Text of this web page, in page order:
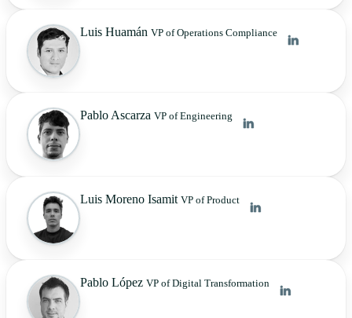
Luis Huamán VP of Operations Compliance
Pablo Ascarza VP of Engineering
Luis Moreno Isamit VP of Product
Pablo López VP of Digital Transformation